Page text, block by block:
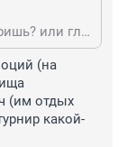
неужто дворовый чемпионат смотришь? или глотку дерёшь против Эритрей-Сомалей-Беларусей?
(на
(им отдых
какой-